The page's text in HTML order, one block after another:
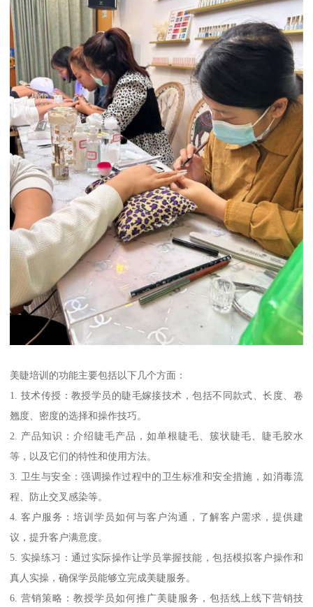
美睫培训的功能主要包括以下几个方面：
1. 技术传授：教授学员的睫毛嫁接技术，包括不同款式、长度、卷
翘度、密度的选择和操作技巧。
2. 产品知识：介绍睫毛产品，如单根睫毛、簇状睫毛、睫毛胶水
等，以及它们的特性和使用方法。
3. 卫生与安全：强调操作过程中的卫生标准和安全措施，如消毒流
程、防止交叉感染等。
4. 客户服务：培训学员如何与客户沟通，了解客户需求，提供建
议，提升客户满意度。
5. 实操练习：通过实际操作让学员掌握技能，包括模拟客户操作和
真人实操，确保学员能够立完成美睫服务。
6. 营销策略：教授学员如何推广美睫服务，包括线上线下营销技